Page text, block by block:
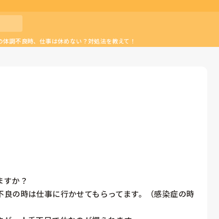
体調不良時、仕事は休めない？対処法を教えて！
か？
の時は仕事に行かせてもらってます。（感染症の時